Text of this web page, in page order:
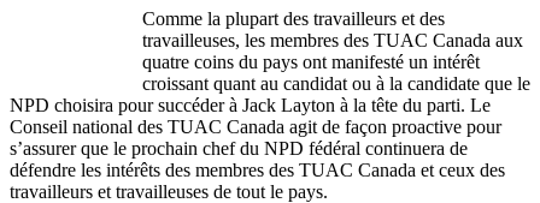
Comme la plupart des travailleurs et des
travailleuses, les membres des TUAC Canada aux
quatre coins du pays ont manifesté un intérêt
croissant quant au candidat ou à la candidate que le
NPD choisira poursuccéder à Jack Layton à la tête du parti. Le
Conseil national des TUAC Canada agit de façon proactive pour
s’assurer que le prochain chef du NPD fédéral continuera de
défendre les intérêts des membres des TUAC Canada et ceux des
travailleurs et travailleuses de tout le pays.